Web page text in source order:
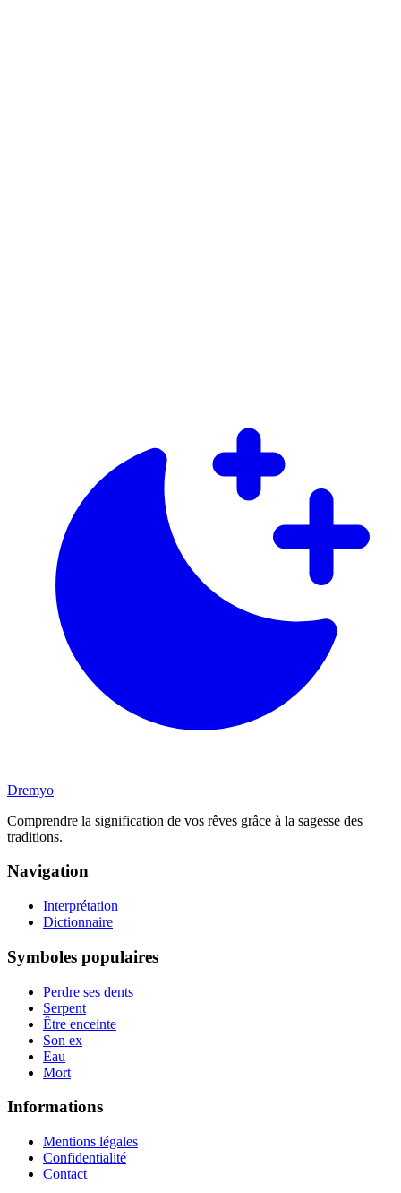
Dremyo
Comprendre la signification de vos rêves grâce à la sagesse des
traditions.
Navigation
Interprétation
Dictionnaire
Symboles populaires
Perdre ses dents
Serpent
Être enceinte
Son ex
Eau
Mort
Informations
Mentions légales
Confidentialité
Contact